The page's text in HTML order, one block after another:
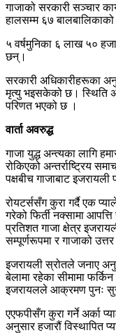
गाजाको सरकारी सञ्चार
हालसम्म ६७
५ वर्षमुनिका ६ लाख ५०
छन्।
सरकारी अधिकारीहरूका
मृत्यु भइसकेको छ। स्थिति
परिणत भएको छ ।
वार्ता अवरुद्ध
गाजा युद्ध अन्त्यका लागि
रोकिएको अन्तर्राष्ट्रिय
पक्षबीच गाजाबाट इजरायली
रोयटर्ससँग कुरा गर्दै एक
गरेको फिर्ती नक्सामा
प्रतिशत गाजा क्षेत्र
सम्पूर्णरूपमा र गाजाको
इजरायली स्रोतले जनाए
बेलामा रहेका सीमामा
इजरायलले आक्रमण पुनः
एएफपीसँग कुरा गर्ने अर्का
अनुसार हजारौं विस्थापित